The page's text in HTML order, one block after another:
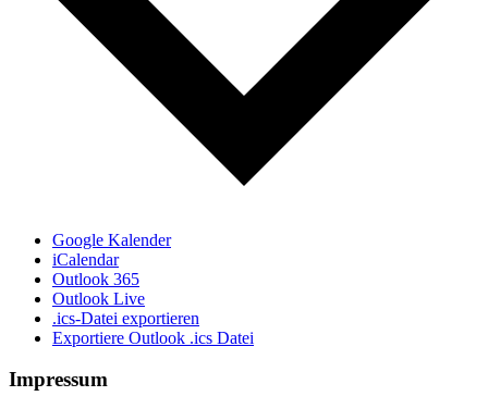
Google Kalender
iCalendar
Outlook 365
Outlook Live
.ics-Datei exportieren
Exportiere Outlook .ics Datei
Impressum